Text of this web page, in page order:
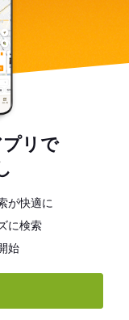
リで
が快適に
に検索
始